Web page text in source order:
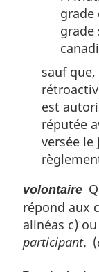
grade
grade
sauf
est
réputée
versée
volontaire
répond aux
alinéas c)
participant. (